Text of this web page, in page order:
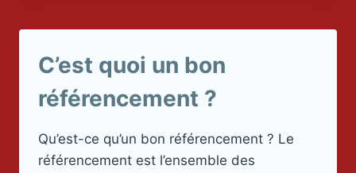
C’est quoi un bon
référencement ?
Qu’est-ce qu’un bon référencement ? Le
référencement est l’ensemble des